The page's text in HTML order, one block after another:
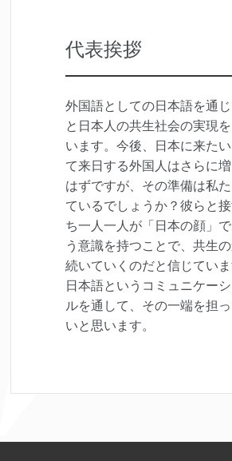
代表挨拶
外国語としての日本語を通じ
と日本人の共生社会の実現
います。今後、日本に来た
て来日する外国人はさらに増
はずですが、その準備は私
ているでしょうか？彼らと
ち一人一人が「日本の顔」
う意識を持つことで、共生
続いていくのだと信じていま
日本語というコミュニケー
ルを通して、その一端を担
いと思います。